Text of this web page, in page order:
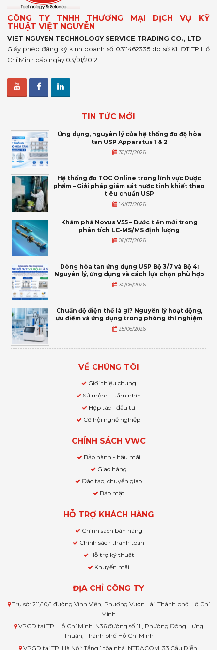
CÔNG TY TNHH THƯƠNG MẠI DỊCH VỤ KỸ
THUẬT VIỆT NGUYỄN
VIET NGUYEN TECHNOLOGY SERVICE TRADING CO., LTD
Giấy phép đăng ký kinh doanh số 0311462335 do sở KHĐT TP Hồ
Chí Minh cấp ngày 03/01/2012
TIN TỨC MỚI
Ứng dụng, nguyên lý của hệ thống đo độ hòa
tan USP Apparatus 1 & 2
30/07/2026
Hệ thống đo TOC Online trong lĩnh vực Dược
phẩm – Giải pháp giám sát nước tinh khiết theo
tiêu chuẩn USP
14/07/2026
Khám phá Novus V55 – Bước tiến mới trong
phân tích LC-MS/MS định lượng
06/07/2026
Dòng hòa tan ứng dụng USP Bộ 3/7 và Bộ 4:
Nguyên lý, ứng dụng và cách lựa chọn phù hợp
30/06/2026
Chuẩn độ điện thế là gì? Nguyên lý hoạt động,
ưu điểm và ứng dụng trong phòng thí nghiệm
25/06/2026
VỀ CHÚNG TÔI
Giới thiệu chung
Sứ mệnh - tầm nhìn
Hợp tác - đầu tư
Cơ hội nghề nghiệp
CHÍNH SÁCH VWC
Bảo hành - hậu mãi
Giao hàng
Đào tạo, chuyển giao
Bảo mật
HỖ TRỢ KHÁCH HÀNG
Chính sách bán hàng
Chính sách thanh toán
Hỗ trợ kỹ thuật
Khuyến mãi
ĐỊA CHỈ CÔNG TY
Trụ sở: 211/10/1 đường Vĩnh Viễn, Phường Vườn Lài, Thành phố Hồ Chí
Minh
VPGD tại TP. Hồ Chí Minh: N36 đường số 11 , Phường Đông Hưng
Thuận, Thành phố Hồ Chí Minh
VPGD tại TP. Hà Nội: Tầng 1 tòa nhà INTRACOM, 33 Cầu Diễn,